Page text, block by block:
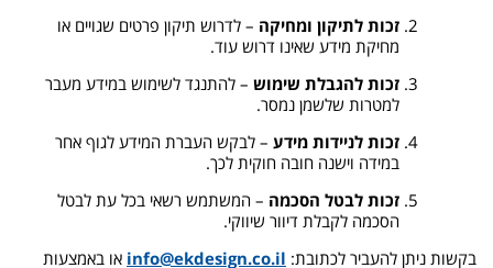
זכות לתיקון ומחיקה – לדרוש תיקון פרטים שגויים או
מחיקת מידע שאינו דרוש עוד.
זכות להגבלת שימוש – להתנגד לשימוש במידע מעבר
למטרות שלשמן נמסר.
זכות לניידות מידע – לבקש העברת המידע לגוף אחר
במידה וישנה חובה חוקית לכך.
זכות לבטל הסכמה – המשתמש רשאי בכל עת לבטל
הסכמה לקבלת דיוור שיווקי.
בקשות ניתן להעביר לכתובת: info@ekdesign.co.il או באמצעות